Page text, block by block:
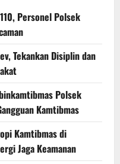
Personel Polsek
Tekankan Disiplin dan
Polsek
Kamtibmas
Kamtibmas di
Jaga Keamanan